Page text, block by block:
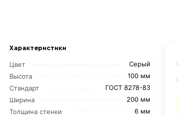
Характеристики
Цвет
Серый
Высота
100 мм
Стандарт
ГОСТ 8278-83
Ширина
200 мм
Толщина стенки
6 мм